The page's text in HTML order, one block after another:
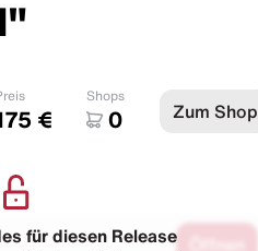
€
Shops
0 Zum Shop
für diesen Release